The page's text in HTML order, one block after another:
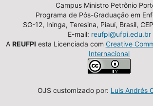
Campus Ministro Petrônio
Programa de Pós-Graduação em
SG-12, Ininga, Teresina, Piauí, Brasil,
E-mail: reufpi@ufpi.edu.br
A REUFPI esta Licenciada com Creative
Internacional
OJS customizado por: Luis Andrés